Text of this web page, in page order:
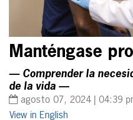
Manténgase
— Comprender la
de la vida —
agosto 07, 2024 | 04:39
English